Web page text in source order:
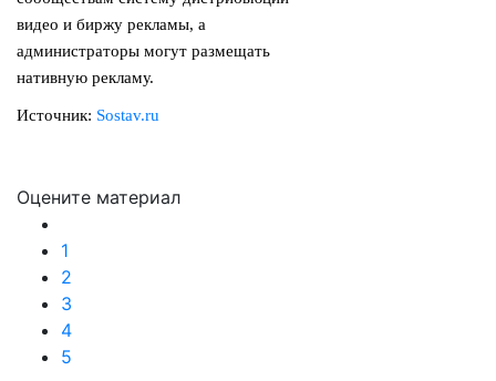
видео и биржу рекламы, а
администраторы могут размещать
нативную рекламу.
Источник: Sostav.ru
Оцените материал
1
2
3
4
5